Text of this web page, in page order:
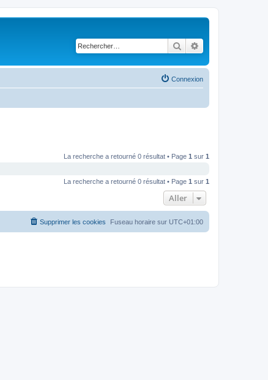
Rechercher
Connexion
La recherche a retourné 0 résultat • Page 1 sur 1
La recherche a retourné 0 résultat • Page 1 sur 1
Aller
Fuseau horaire sur UTC+01:00
Supprimer les cookies